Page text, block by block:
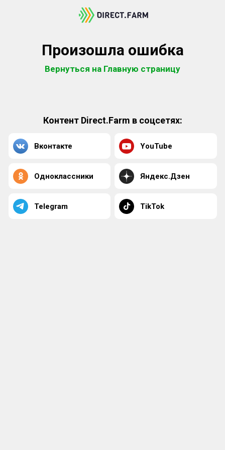
Произошла ошибка
Вернуться на Главную страницу
Контент Direct.Farm в соцсетях:
Вконтакте YouTube
Одноклассники Яндекс.Дзен
Telegram TikTok